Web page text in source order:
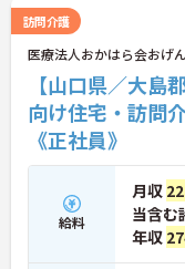
訪問介護
医療法人おかはら会おげ
【山口県／大島
向け住宅・訪問
《正社員》
給料
月収
当含む
年収